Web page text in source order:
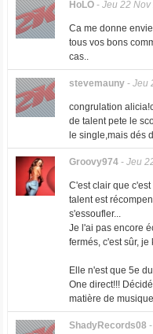
HoLO- Jeu 22 Nov
Ca me donne
tous vos bons
cas..
stevemauny- Jeu
congrulation
de talent pete le
le single,mais dés
Groovy974- Jeu
C'est clair que
talent est
s'essoufler...
Je l'ai pas encore
fermés, c'est sûr, je
Elle n'est que 5e
One direct!!!
matière de
ShadyRecords08 -